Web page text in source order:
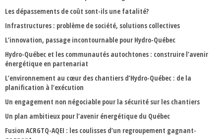
Les dépassements de coût sont-ils une fatalité?
Infrastructures : problème de société, solutions collectives
L’innovation, passage incontournable pour Hydro-Québec
Hydro-Québec et les communautés autochtones : construire l’avenir
énergétique en partenariat
L’environnement au cœur des chantiers d’Hydro-Québec : de la
planification à l’exécution
Un engagement non négociable pour la sécurité sur les chantiers
Un plan ambitieux pour l’avenir énergétique du Québec
Fusion ACRGTQ-AQEI : les coulisses d’un regroupement gagnant-